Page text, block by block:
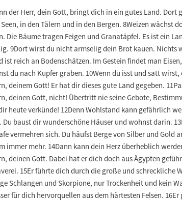
der Herr, dein Gott, bringt dich in ein gutes Land. Dort
in den Tälern und in den Bergen. 8Weizen wächst
Die Bäume tragen Feigen und Granatäpfel. Es ist ein
9Dort wirst du nicht armselig dein Brot kauen. Nichts
ist reich an Bodenschätzen. Im Gestein findet man
du nach Kupfer graben. 10Wenn du isst und satt
deinem Gott! Er hat dir dieses gute Land gegeben.
deinen Gott, nicht! Übertritt nie seine Gebote,
heute verkünde! 12Denn Wohlstand kann gefährlich
Du baust dir wunderschöne Häuser und wohnst darin.
vermehren sich. Du häufst Berge von Silber und Gold
immer mehr. 14Dann kann dein Herz überheblich
deinen Gott. Dabei hat er dich doch aus Ägypten
15Er führte dich durch die große und schreckliche
Schlangen und Skorpione, nur Trockenheit und kein
für dich hervorquellen aus dem härtesten Felsen.